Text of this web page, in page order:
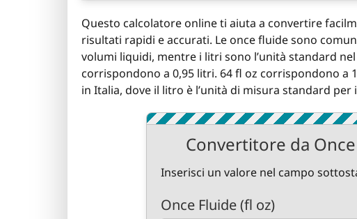
Questo calcolatore online ti aiuta a convertire
risultati rapidi e accurati. Le once fluide sono
volumi liquidi, mentre i litri sono l’unità standard
corrispondono a 0,95 litri. 64 fl oz corrispondono
in Italia, dove il litro è l’unità di misura standard per
Convertitore da
Inserisci un valore nel campo
Once Fluide (fl oz)